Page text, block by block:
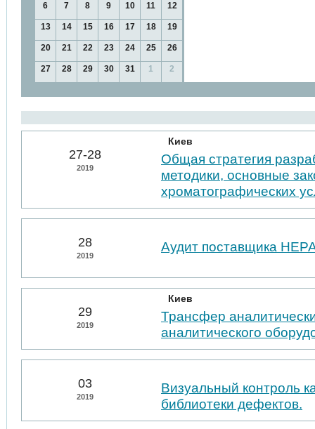
6 7 8 9 10 11 12
13 14 15 16 17 18 19
20 21 22 23 24 25 26
27 28 29 30 31 1 2
27-28
2019
Киев
Общая стратегия
методики, основные
хроматографических
28
2019
Аудит поставщика
29
2019
Киев
Трансфер
аналитического
03
2019
Визуальный контроль
библиотеки дефектов.